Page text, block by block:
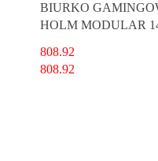
BIURKO
HOLM MODULAR
808.92
808.92